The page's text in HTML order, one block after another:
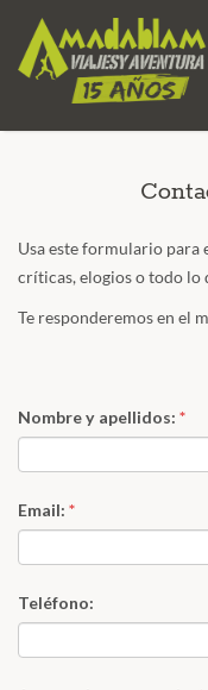
Usa este formulario para
críticas, elogios o todo lo
Te responderemos en el
Nombre y apellidos: *
Email: *
Teléfono: